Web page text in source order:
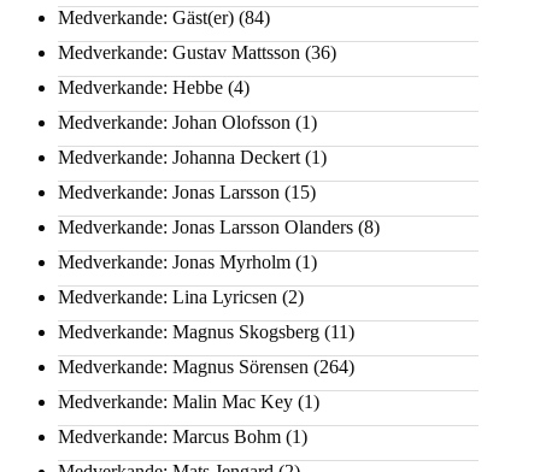
Medverkande: Gäst(er) (84)
Medverkande: Gustav Mattsson (36)
Medverkande: Hebbe (4)
Medverkande: Johan Olofsson (1)
Medverkande: Johanna Deckert (1)
Medverkande: Jonas Larsson (15)
Medverkande: Jonas Larsson Olanders (8)
Medverkande: Jonas Myrholm (1)
Medverkande: Lina Lyricsen (2)
Medverkande: Magnus Skogsberg (11)
Medverkande: Magnus Sörensen (264)
Medverkande: Malin Mac Key (1)
Medverkande: Marcus Bohm (1)